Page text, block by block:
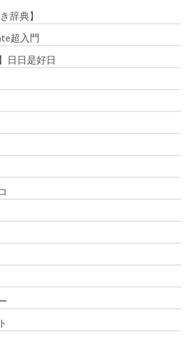
辞典】
超入門
日日是好日